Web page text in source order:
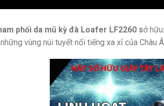
phối da mũ kỳ đà Loafer LF2260 sở
vùng núi tuyết nổi tiếng xa xỉ của Châu